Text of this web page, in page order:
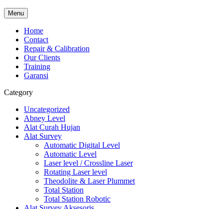
Menu
Home
Contact
Repair & Calibration
Our Clients
Training
Garansi
Category
Uncategorized
Abney Level
Alat Curah Hujan
Alat Survey
Automatic Digital Level
Automatic Level
Laser level / Crossline Laser
Rotating Laser level
Theodolite & Laser Plummet
Total Station
Total Station Robotic